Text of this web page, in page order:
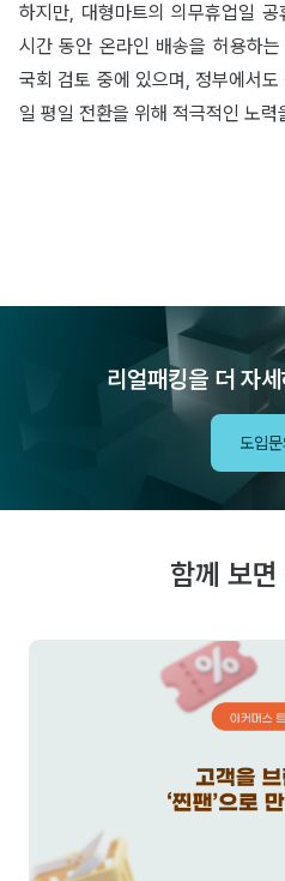
하지만, 대형마트의 의무휴업일
시간 동안 온라인 배송을 허용하
국회 검토 중에 있으며, 정부에서
일 평일 전환을 위해 적극적인 노력
리얼패킹을 더 자
도입문
함께 보